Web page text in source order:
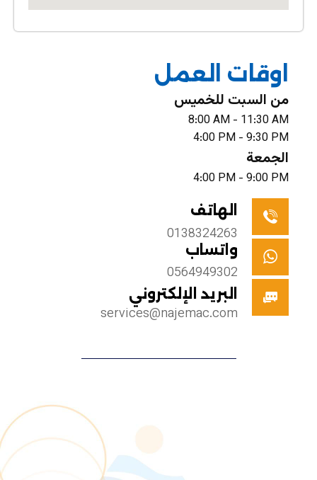
اوقات العمل
من السبت للخميس
8:00 AM - 11:30 AM
4:00 PM - 9:30 PM
الجمعة
4:00 PM - 9:00 PM
الهاتف
0138324263
واتساب
0564949302
البريد الإلكتروني
services@najemac.com